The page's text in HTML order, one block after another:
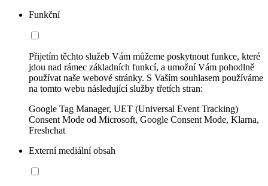
Funkční
Přijetím těchto služeb Vám můžeme poskytnout funkce, které
jdou nad rámec základních funkcí, a umožní Vám pohodlně
používat naše webové stránky. S Vaším souhlasem používáme
na tomto webu následující služby třetích stran:
Google Tag Manager, UET (Universal Event Tracking)
Consent Mode od Microsoft, Google Consent Mode, Klarna,
Freshchat
Externí mediální obsah